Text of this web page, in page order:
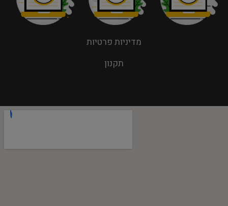
מדיניות פרטיות
תקנון